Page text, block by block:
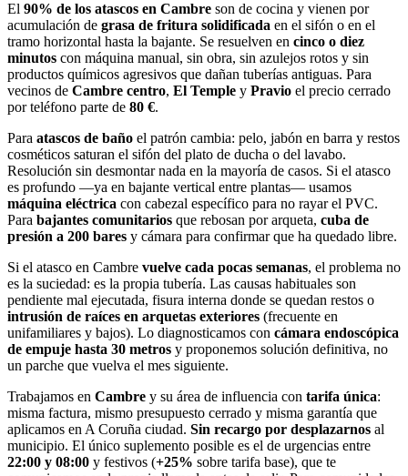
El 90% de los atascos en Cambre son de cocina y vienen por
acumulación de grasa de fritura solidificada en el sifón o en el
tramo horizontal hasta la bajante. Se resuelven en cinco o diez
minutos con máquina manual, sin obra, sin azulejos rotos y sin
productos químicos agresivos que dañan tuberías antiguas. Para
vecinos de Cambre centro, El Temple y Pravio el precio cerrado
por teléfono parte de 80 €.
Para atascos de baño el patrón cambia: pelo, jabón en barra y restos
cosméticos saturan el sifón del plato de ducha o del lavabo.
Resolución sin desmontar nada en la mayoría de casos. Si el atasco
es profundo —ya en bajante vertical entre plantas— usamos
máquina eléctrica con cabezal específico para no rayar el PVC.
Para bajantes comunitarios que rebosan por arqueta, cuba de
presión a 200 bares y cámara para confirmar que ha quedado libre.
Si el atasco en Cambre vuelve cada pocas semanas, el problema no
es la suciedad: es la propia tubería. Las causas habituales son
pendiente mal ejecutada, fisura interna donde se quedan restos o
intrusión de raíces en arquetas exteriores (frecuente en
unifamiliares y bajos). Lo diagnosticamos con cámara endoscópica
de empuje hasta 30 metros y proponemos solución definitiva, no
un parche que vuelva el mes siguiente.
Trabajamos en Cambre y su área de influencia con tarifa única:
misma factura, mismo presupuesto cerrado y misma garantía que
aplicamos en A Coruña ciudad. Sin recargo por desplazarnos al
municipio. El único suplemento posible es el de urgencias entre
22:00 y 08:00 y festivos (+25% sobre tarifa base), que te